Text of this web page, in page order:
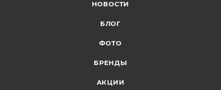
НОВОСТИ
БЛОГ
ФОТО
БРЕНДЫ
АКЦИИ